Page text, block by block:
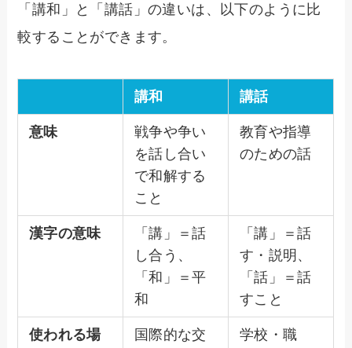
「講和」と「講話」の違いは、以下のように比
較することができます。
講和 講話
意味
戦争や争い
を話し合い
で和解する
こと
教育や指導
のための話
漢字の意味
「講」＝話
し合う、
「和」＝平
和
「講」＝話
す・説明、
「話」＝話
すこと
使われる場
国際的な交
学校・職